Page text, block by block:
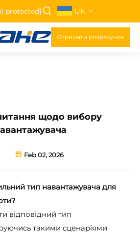
protected] UK
Отримати розрахунок
щодо вибору
Feb 02, 2026
тип навантажувача для
відповідний тип
такими сценаріями